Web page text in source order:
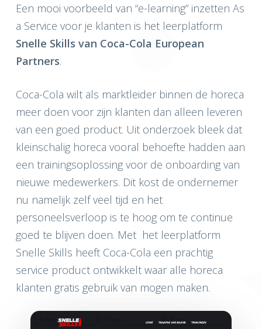
Een mooi voorbeeld van “e-learning” inzetten As
a Service voor je klanten is het leerplatform
Snelle Skills van Coca-Cola European
Partners.
Coca-Cola wilt als marktleider binnen de horeca
meer doen voor zijn klanten dan alleen leveren
van een goed product. Uit onderzoek bleek dat
kleinschalig horeca vooral behoefte hadden aan
een trainingsoplossing voor de onboarding van
nieuwe medewerkers. Dit kost de ondernemer
nu namelijk zelf veel tijd en het
personeelsverloop is te hoog om te continue
goed te blijven doen. Met het leerplatform
Snelle Skills heeft Coca-Cola een prachtig
service product ontwikkelt waar alle horeca
klanten gratis gebruik van mogen maken.